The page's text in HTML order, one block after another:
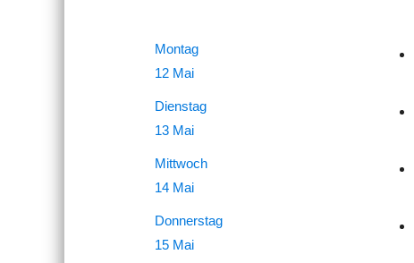
Montag
12 Mai
Dienstag
13 Mai
Mittwoch
14 Mai
Donnerstag
15 Mai